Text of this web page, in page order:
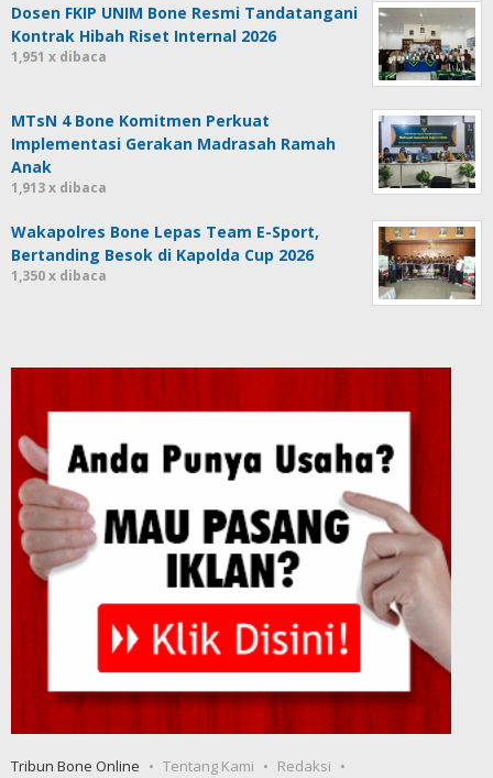
Dosen FKIP UNIM Bone Resmi Tandatangani
Kontrak Hibah Riset Internal 2026
1,951 x dibaca
MTsN 4 Bone Komitmen Perkuat
Implementasi Gerakan Madrasah Ramah
Anak
1,913 x dibaca
Wakapolres Bone Lepas Team E-Sport,
Bertanding Besok di Kapolda Cup 2026
1,350 x dibaca
Tribun Bone Online Tentang Kami
Redaksi